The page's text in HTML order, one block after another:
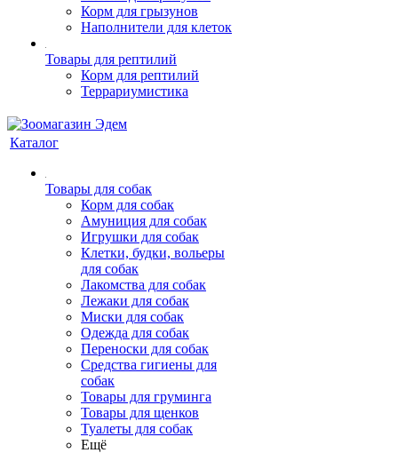
Корм для грызунов
Наполнители для клеток
Товары для рептилий
Корм для рептилий
Террариумистика
Каталог
Товары для собак
Корм для собак
Амуниция для собак
Игрушки для собак
Клетки, будки, вольеры
для собак
Лакомства для собак
Лежаки для собак
Миски для собак
Одежда для собак
Переноски для собак
Средства гигиены для
собак
Товары для груминга
Товары для щенков
Туалеты для собак
Ещё